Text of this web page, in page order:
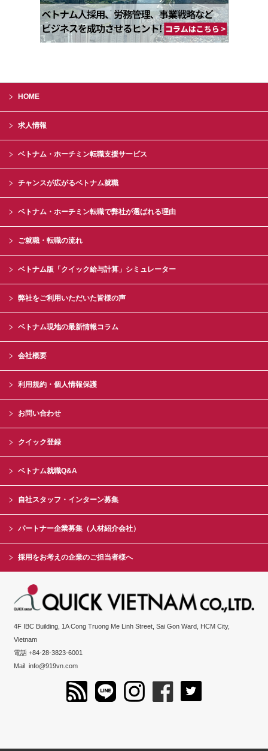
HOME
求人情報
ベトナム・ホーチミン転職支援サービス
チャンスが広がるベトナム就職
ベトナム・ホーチミン転職で弊社が選ばれる理由
ご就職・転職の流れ
ベトナム版「クイック給与計算」シミュレーター
弊社をご利用いただいた皆様の声
ベトナム現地の最新情報コラム
会社概要
利用規約・個人情報保護
お問い合わせ
クイック登録
ベトナム就職Q&A
自社スタッフ・インターン募集
パートナー企業募集（人材紹介会社）
採用をお考えの企業のご担当者様へ
4F IBC Building, 1A Cong Truong Me Linh Street, Sai Gon Ward, HCM City,
Vietnam
電話 +84-28-3823-6001
Mailinfo@919vn.com